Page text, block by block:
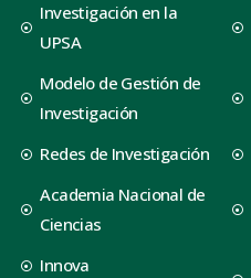
Investigación en la
UPSA
Modelo de Gestión de
Investigación
Redes de Investigación
Academia Nacional de
Ciencias
Innova